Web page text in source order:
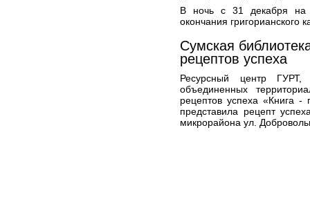
В ночь с 31 декабря на
окончания григорианского
Сумская
рецептов успеха
Ресурсный центр
объединенных
рецептов успеха «Книга
представила рецепт
микрорайона ул.